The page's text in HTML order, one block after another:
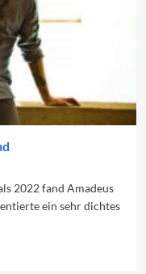
2022 fand Amadeus
ein sehr dichtes